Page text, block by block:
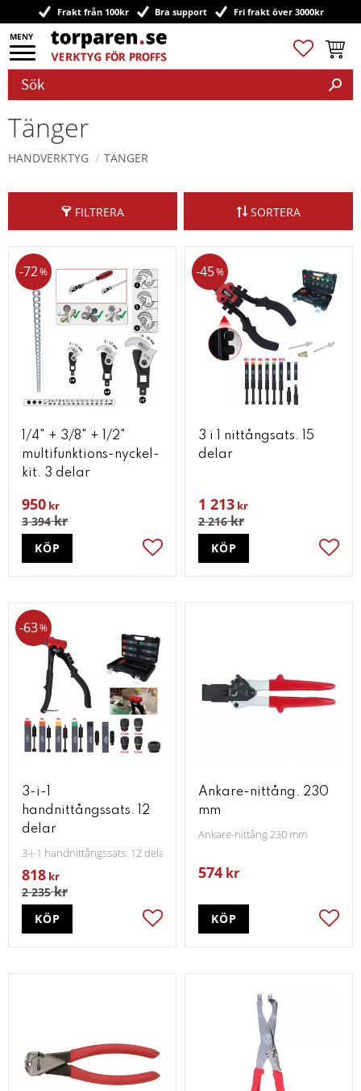
Meny
Frakt från 100kr Bra support Fri frakt över 3000kr
Favoriter
Tänger
HANDVERKTYG TÄNGER
FILTRERA SORTERA
1/4" + 3/8" + 1/2"
multifunktions-nyckel-
kit. 3 delar
950 kr
3 394kr
72%
Lägg till i favoriter
KÖP
3 i 1 nittångsats. 15
delar
1 213 kr
2 216kr
45%
KÖP
3-i-1
handnittångssats. 12
delar
3-i-1 handnittångssats. 12 delar
818 kr
2 235kr
63%
Lägg till i favoriter
KÖP
Ankare-nittång. 230
mm
Ankare-nittång 230 mm
574 kr
KÖP